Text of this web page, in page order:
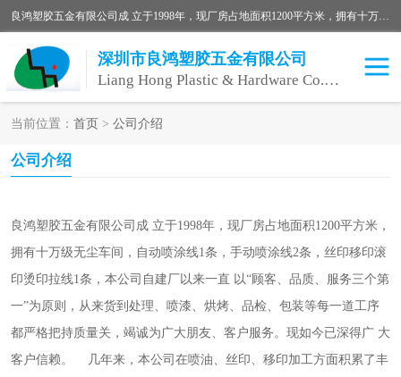
良鸿塑胶五金有限公司成 立于1998年，现厂房占地面积1200平方米，拥有十万级无尘车间，自动喷涂线1条，手动喷涂线2条，丝印移印滚印烫印拉线1条，本公司自建厂以来一直 以“顾客、品质、服务三个第一”为原则，从来货到处理、喷漆、烘烤、品检、包装等每一道工序都严格把持质量关，竭诚为广大朋友、客户服务。现如今已深得广 大客户信赖。
深圳市良鸿塑胶五金有限公司
Liang Hong Plastic & Hardware Co. Ltd
当前位置： 首页 > 公司介绍
公司介绍
良鸿塑胶五金有限公司成 立于1998年，现厂房占地面积1200平方米，
拥有十万级无尘车间，自动喷涂线1条，手动喷涂线2条，丝印移印滚
印烫印拉线1条，本公司自建厂以来一直 以“顾客、品质、服务三个第
一”为原则，从来货到处理、喷漆、烘烤、品检、包装等每一道工序
都严格把持质量关，竭诚为广大朋友、客户服务。现如今已深得广 大
客户信赖。    几年来，本公司在喷油、丝印、移印加工方面积累了丰
喷油加工